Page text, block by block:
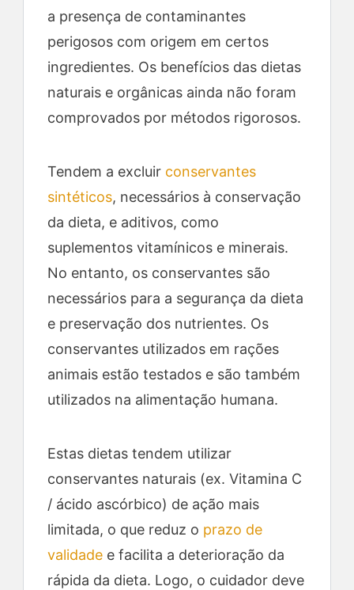
a presença de contaminantes
perigosos com origem em certos
ingredientes. Os benefícios das dietas
naturais e orgânicas ainda não foram
comprovados por métodos rigorosos.
Tendem a excluir conservantes
sintéticos, necessários à conservação
da dieta, e aditivos, como
suplementos vitamínicos e minerais.
No entanto, os conservantes são
necessários para a segurança da dieta
e preservação dos nutrientes. Os
conservantes utilizados em rações
animais estão testados e são também
utilizados na alimentação humana.
Estas dietas tendem utilizar
conservantes naturais (ex. Vitamina C
/ ácido ascórbico) de ação mais
limitada, o que reduz o prazo de
validade e facilita a deterioração da
rápida da dieta. Logo, o cuidador deve